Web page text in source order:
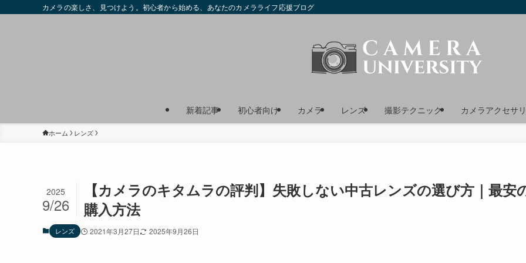
カメラの楽しさ、見つけよう。初心者から始める、あなたのカメラライフ応援ブログ
新着記事 初心者向け カメラ レンズ 撮影テクニック カメラアクセサ
ホーム レンズ
【カメラのキタムラの評判】失敗しない中古レンズの選び方｜最安
購入方法
2025
9/26
レンズ 2021年3月27日 2025年9月26日